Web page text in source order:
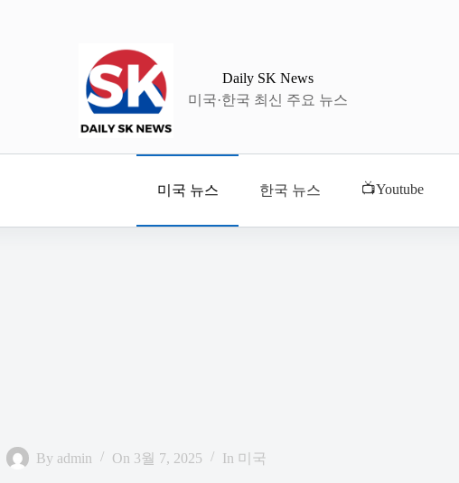
Daily SK News
미국·한국 최신 주요 뉴스
미국 뉴스 한국 뉴스 📺Youtube
By admin On 3월 7, 2025 In 미국